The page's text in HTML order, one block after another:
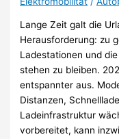
Lange Zeit galt die
Herausforderung: zu
Ladestationen und
stehen zu bleiben.
entspannter aus.
Distanzen,
Ladeinfrastruktur
vorbereitet, kann